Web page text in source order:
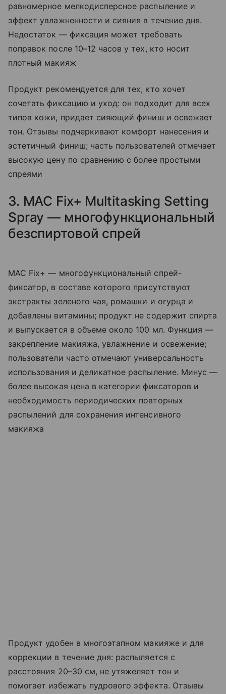
равномерное мелкодисперсное распыление и
эффект увлажненности и сияния в течение дня.
Недостаток — фиксация может требовать
поправок после 10–12 часов у тех, кто носит
плотный макияж
Продукт рекомендуется для тех, кто хочет
сочетать фиксацию и уход: он подходит для всех
типов кожи, придает сияющий финиш и освежает
тон. Отзывы подчеркивают комфорт нанесения и
эстетичный финиш; часть пользователей отмечает
высокую цену по сравнению с более простыми
спреями
3. MAC Fix+ Multitasking Setting
Spray — многофункциональный
безспиртовой спрей
MAC Fix+ — многофункциональный спрей-
фиксатор, в составе которого присутствуют
экстракты зеленого чая, ромашки и огурца и
добавлены витамины; продукт не содержит спирта
и выпускается в объеме около 100 мл. Функция —
закрепление макияжа, увлажнение и освежение;
пользователи часто отмечают универсальность
использования и деликатное распыление. Минус —
более высокая цена в категории фиксаторов и
необходимость периодических повторных
распылений для сохранения интенсивного
макияжа
Продукт удобен в многоэтапном макияже и для
коррекции в течение дня: распыляется с
расстояния 20–30 см, не утяжеляет тон и
помогает избежать пудрового эффекта. Отзывы